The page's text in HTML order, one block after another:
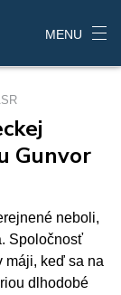
MENU
Gunvor
neboli,
Spoločnosť
máji, keď sa na
dlhodobé